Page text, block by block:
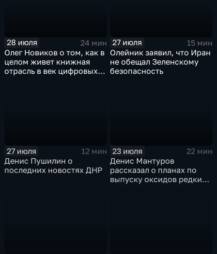
28 июля
24 мин
Олег Новиков о том, как в
целом живет книжная
отрасль в век цифровых
27 июля
15 мин
Олейник заявил, что Иран
не обещал Зеленскому
безопасность
27 июля
12 мин
Денис Пушилин о
последних новостях ДНР
23 июля
22 мин
Денис Мантуров
рассказал о планах по
выпуску оксидов редких